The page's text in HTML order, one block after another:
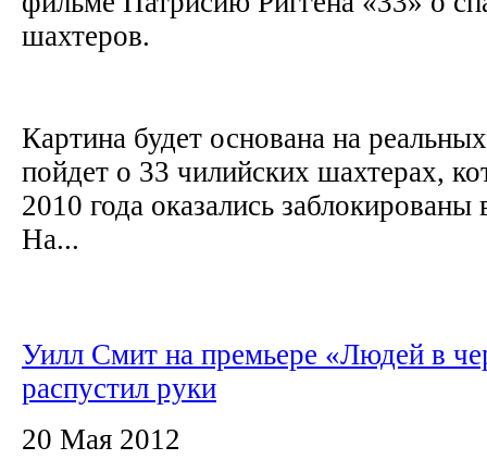
шахтеров.
Картина будет основана на
пойдет о 33 чилийских шахтерах,
2010 года оказались
На...
Уилл Смит на премьере «Людей в
распустил руки
20 Мая 2012